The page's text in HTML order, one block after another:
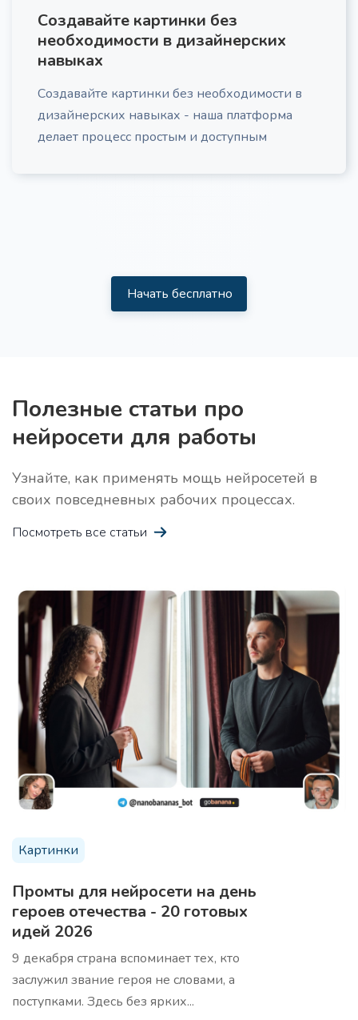
Маркетинговый План
Про
Детальный маркетинговый план, включающий
анализ каналов трафика, стратегию лид-
адаптированный под ваш бизнес, ЦА и
Идеи для лид-магнита
Креативная история
Про
Получите креативную историю, которая захватит
воображение читателей
10 аргументов продать продукт
продукт вашей целевой аудитории
Анализ ниши/трендов
Профессиональный анализ вашей ниши с
выявлением скрытых возможностей и актуальных
Создавайте картинки без
необходимости в дизайнерских
навыках
Создавайте картинки без необходимости в
дизайнерских навыках - наша платформа
делает процесс простым и доступным
Начать бесплатно
Полезные статьи про
нейросети для работы
Узнайте, как применять мощь нейросетей в
своих повседневных рабочих процессах.
Посмотреть все статьи
Картинки
Промты для нейросети на день
героев отечества - 20 готовых
идей 2026
9 декабря страна вспоминает тех, кто
заслужил звание героя не словами, а
поступками. Здесь без ярких...